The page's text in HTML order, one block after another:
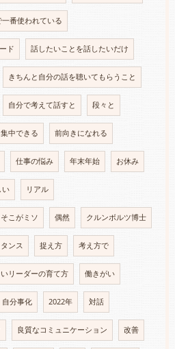
一番使われている
ド 話したいことを話したいだけ
きちんと自分の話を聴いてもらうこと
自分で考えて話すと 段々と
中できる 前向きになれる
仕事の悩み 年末年始 お休み
い リアル
そこがミソ 偶然 クルンボルツ博士
ンス 捉え方 考え方で
リーダーの育て方 働きがい
自分事化 2022年 対話
良質なコミュニケーション 改善